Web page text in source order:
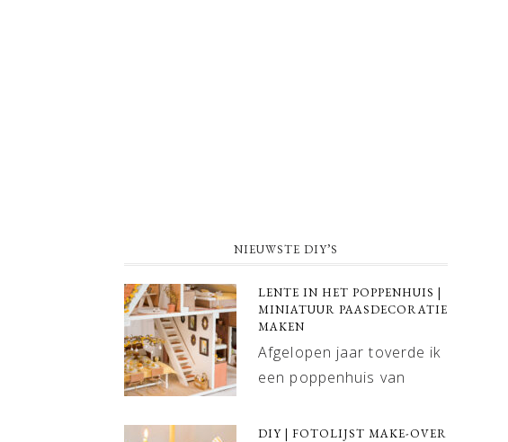
NIEUWSTE DIY’S
LENTE IN HET POPPENHUIS |
MINIATUUR PAASDECORATIE
MAKEN
Afgelopen jaar toverde ik
een poppenhuis van
DIY | FOTOLIJST MAKE-OVER